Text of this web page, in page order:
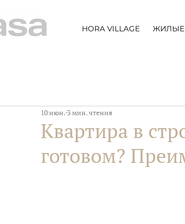
HORA VILLAGE ЖИЛЫЕ
Квартира в
готовом?
10 июн. 3 мин. чтения